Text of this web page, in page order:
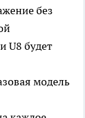
без
U8 будет
модель